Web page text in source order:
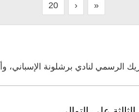
20 › »
الرسمي لنادي برشلونة الإسباني،